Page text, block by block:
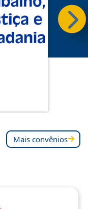
Mais convênios